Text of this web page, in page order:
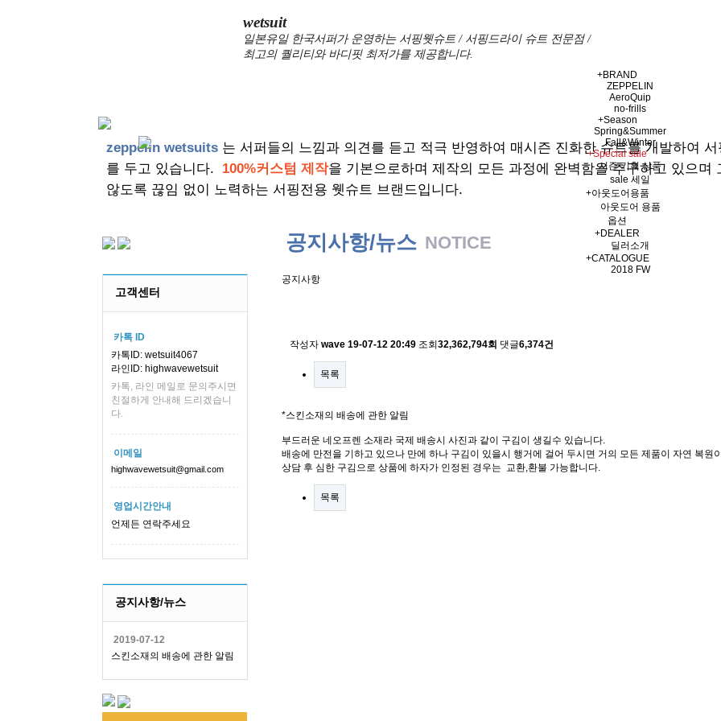
wetsuit
일본유일 한국서퍼가 운영하는 서핑웻슈트 / 서핑드라이 슈트 전문점 /
최고의 퀄리티와 바디핏 최저가를 제공합니다.
+BRAND
ZEPPELIN
AeroQuip
no-frills
+Season
Spring&Summer
Fall&Winter
+Special sale
시즌 기획 상품
sale 세일
+아웃도어용품
아웃도어 용품
옵션
+DEALER
딜러소개
+CATALOGUE
2018 FW
zeppelin wetsuits 는 서퍼들의 느낌과 의견를 듣고 적극 반영하여 매시즌 진화한 슈트를 개발하여
를 두고 있습니다. 100%커스텀 제작을 기본으로하며 제작의 모든 과정에 완벽함을 추구하고 있으며
않도록 끊임 없이 노력하는 서핑전용 웻슈트 브랜드입니다.
고객센터
카톡 ID
카톡ID: wetsuit4067
라인ID: highwavewetsuit
카톡, 라인 메일로 문의주시면
친절하게 안내해 드리겠습니
다.
이메일
highwavewetsuit@gmail.com
영업시간안내
언제든 연락주세요
공지사항/뉴스
2019-07-12
스킨소재의 배송에 관한 알림
공지사항/뉴스 NOTICE
공지사항
작성자 wave 19-07-12 20:49 조회 32,362,794회 댓글6,374건
목록
*스킨소재의 배송에 관한 알림
부드러운 네오프렌 소재라 국제 배송시 사진과 같이 구김이 생길수 있습니다.
배송에 만전을 기하고 있으나 만에 하나 구김이 있을시 행거에 걸어 두시면 거의 모든 제품이 자연 복원
상담 후 심한 구김으로 상품에 하자가 인정된 경우는 교환,환불 가능합니다.
목록